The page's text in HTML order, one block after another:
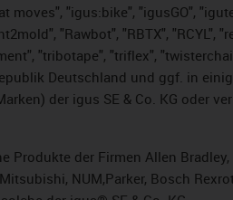
"igus:bike", "igusGO",
"Rawbot", "RBTX", "RCYL",
"tribotape", "triflex",
Deutschland und ggf. in
der igus SE & Co. KG oder
der Firmen Allen
NUM,Parker, Bosch